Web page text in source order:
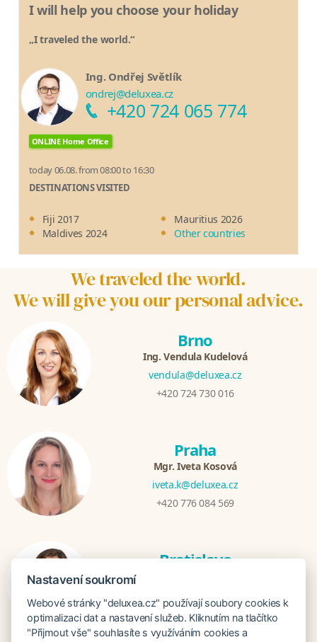
I will help you choose your holiday
„I traveled the world.“
Ing. Ondřej Světlík
ondrej@deluxea.cz
+420 724 065 774
ONLINE Home Office
today 06.08. from 08:00 to 16:30
DESTINATIONS VISITED
Fiji 2017
Mauritius 2026
Maldives 2024
Other countries
We traveled the world.
We will give you our personal advice.
Brno
Ing. Vendula Kudelová
vendula@deluxea.cz
+420 724 730 016
Praha
Mgr. Iveta Kosová
iveta.k@deluxea.cz
+420 776 084 569
Bratislava
+421 948 759 074
Nastavení soukromí
Webové stránky "deluxea.cz" používají soubory cookies k
optimalizaci dat a nastavení služeb. Kliknutím na tlačítko
"Přijmout vše" souhlasíte s využíváním cookies a